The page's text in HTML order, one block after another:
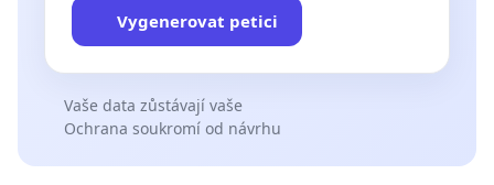
Vygenerovat petici
Vaše data zůstávají vaše
Ochrana soukromí od návrhu